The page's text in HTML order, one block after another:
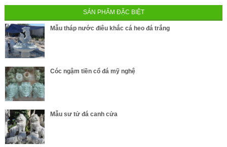
SẢN PHẨM ĐẶC BIỆT
Mẫu tháp nước điêu khắc cá heo đá trắng
Cóc ngậm tiền cổ đá mỹ nghệ
Mẫu sư tử đá canh cửa